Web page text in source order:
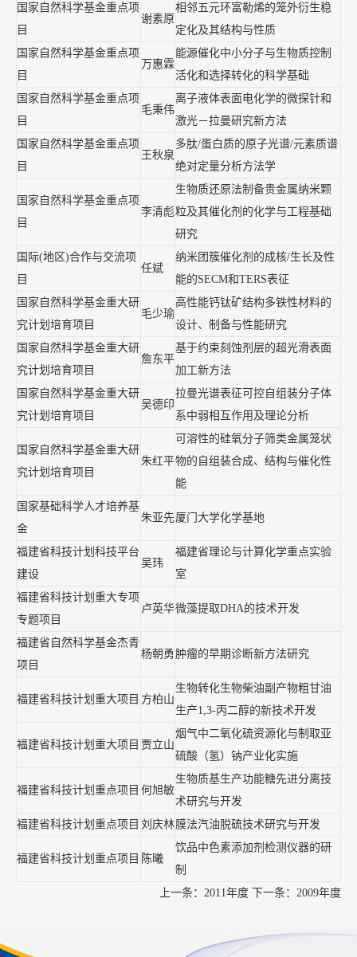
国家自然科学基金重点项
目
谢素原
相邻五元环富勒烯的笼外衍生稳
定化及其结构与性质
国家自然科学基金重点项
目
万惠霖
能源催化中小分子与生物质控制
活化和选择转化的科学基础
国家自然科学基金重点项
目
毛秉伟
离子液体表面电化学的微探针和
激光－拉曼研究新方法
国家自然科学基金重点项
目
王秋泉
多肽/蛋白质的原子光谱/元素质谱
绝对定量分析方法学
国家自然科学基金重点项
目
李清彪
生物质还原法制备贵金属纳米颗
粒及其催化剂的化学与工程基础
研究
国际(地区)合作与交流项
目
任斌
纳米团簇催化剂的成核/生长及性
能的SECM和TERS表征
国家自然科学基金重大研
究计划培育项目
毛少瑜
高性能钙钛矿结构多铁性材料的
设计、制备与性能研究
国家自然科学基金重大研
究计划培育项目
詹东平
基于约束刻蚀剂层的超光滑表面
加工新方法
国家自然科学基金重大研
究计划培育项目
吴德印
拉曼光谱表征可控自组装分子体
系中弱相互作用及理论分析
国家自然科学基金重大研
究计划培育项目
朱红平
可溶性的硅氧分子筛类金属笼状
物的自组装合成、结构与催化性
能
国家基础科学人才培养基
金
朱亚先厦门大学化学基地
福建省科技计划科技平台
建设
吴玮
福建省理论与计算化学重点实验
室
福建省科技计划重大专项
专题项目
卢英华微藻提取DHA的技术开发
福建省自然科学基金杰青
项目
杨朝勇 肿瘤的早期诊断新方法研究
福建省科技计划重大项目 方柏山
生物转化生物柴油副产物粗甘油
生产1,3-丙二醇的新技术开发
福建省科技计划重大项目 贾立山
烟气中二氧化硫资源化与制取亚
硫酸（氢）钠产业化实施
福建省科技计划重点项目 何旭敏
生物质基生产功能糖先进分离技
术研究与开发
福建省科技计划重点项目 刘庆林膜法汽油脱硫技术研究与开发
福建省科技计划重点项目 陈曦
饮品中色素添加剂检测仪器的研
制
上一条： 2011年度 下一条： 2009年度